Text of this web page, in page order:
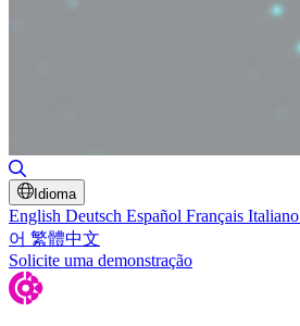
Idioma
English Deutsch Español Français Italiano
어 繁體中文
Solicite uma demonstração